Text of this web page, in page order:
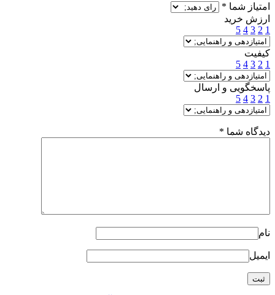
امتیاز شما *
ارزش خرید
1
2
3
4
5
کیفیت
1
2
3
4
5
پاسخگویی و ارسال
1
2
3
4
5
دیدگاه شما *
نام
ایمیل